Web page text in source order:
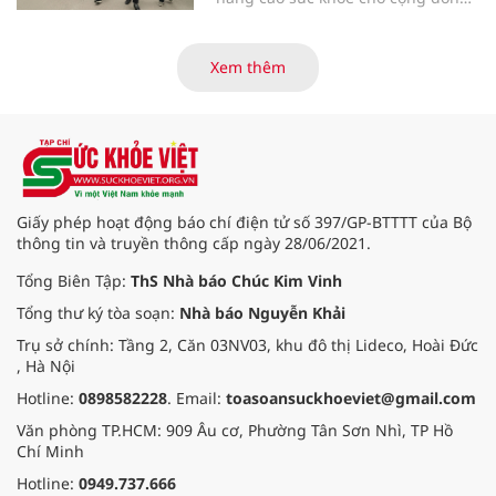
động thể lực; Khuyến cáo hoạt
động thể lực phù hợp theo nhóm
Xem thêm
Giấy phép hoạt động báo chí điện tử số 397/GP-BTTTT của Bộ
thông tin và truyền thông cấp ngày 28/06/2021.
Tổng Biên Tập: ThS Nhà báo Chúc Kim Vinh
Tổng thư ký tòa soạn: Nhà báo Nguyễn Khải
Trụ sở chính: Tầng 2, Căn 03NV03, khu đô thị Lideco, Hoài Đức
, Hà Nội
Hotline: 0898582228. Email: toasoansuckhoeviet@gmail.com
Văn phòng TP.HCM: 909 Âu cơ, Phường Tân Sơn Nhì, TP Hồ
Chí Minh
Hotline: 0949.737.666